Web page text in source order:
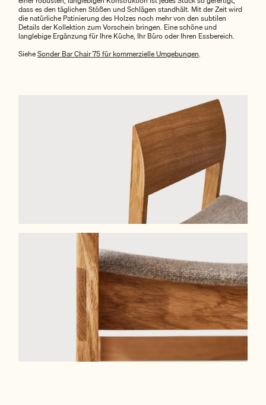
dass es den täglichen Stößen und Schlägen standhält. Mit der Zeit wird
die natürliche Patinierung des Holzes noch mehr von den subtilen
Details der Kollektion zum Vorschein bringen. Eine schöne und
langlebige Ergänzung für Ihre Küche, Ihr Büro oder Ihren Essbereich.
SieheSonder Bar Chair 75 für kommerzielle Umgebungen.